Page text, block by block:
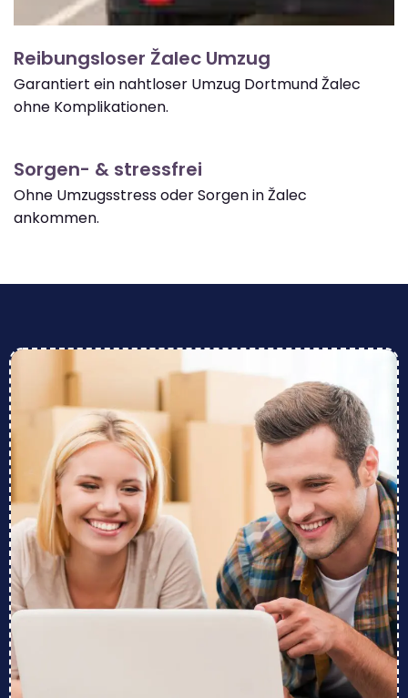
Reibungsloser Žalec Umzug
Garantiert ein nahtloser Umzug Dortmund Žalec
ohne Komplikationen.
Sorgen- & stressfrei
Ohne Umzugsstress oder Sorgen in Žalec
ankommen.